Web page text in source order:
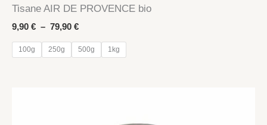
Tisane AIR DE PROVENCE bio
9,90 € – 79,90 €Plage
prix :
9,90 €
100g 250g 500g 1kg